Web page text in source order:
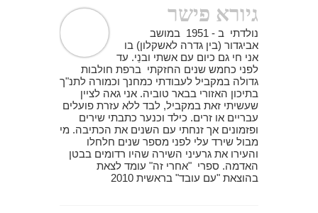
גיורא פישר
נולדתי ב - 1951 במושב
אביגדור (בין גדרה לאשקלון) בו
אני חי גם כיום עם אשתי ובנַי. עד
לפני כחמש שנים החזקתי ברפת חולבות
גדולה במקביל לעבודתי כמחנך וכמורה לתנ"ך
בתיכון האזורי בבאר טוביה. אני גאה לציין
שעשיתי זאת במקביל, לבד ללא עזרת פועלים
עבריים או זרים. כילד וכנער כתבתי שירים
ופזמונים אך זנחתי עם השנים את הכתיבה. מי
מבול שירד עלי לפני מספר שנים חלחלו
והעירו את גרעיני השירה שהיו רדומים בבטן
האדמה. ספרי "אחרי זה" עומד לצאת
בהוצאת "עם עובד" בראשית 2010